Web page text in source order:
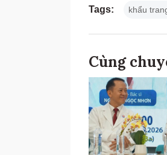
Tags: khẩu
Cùng